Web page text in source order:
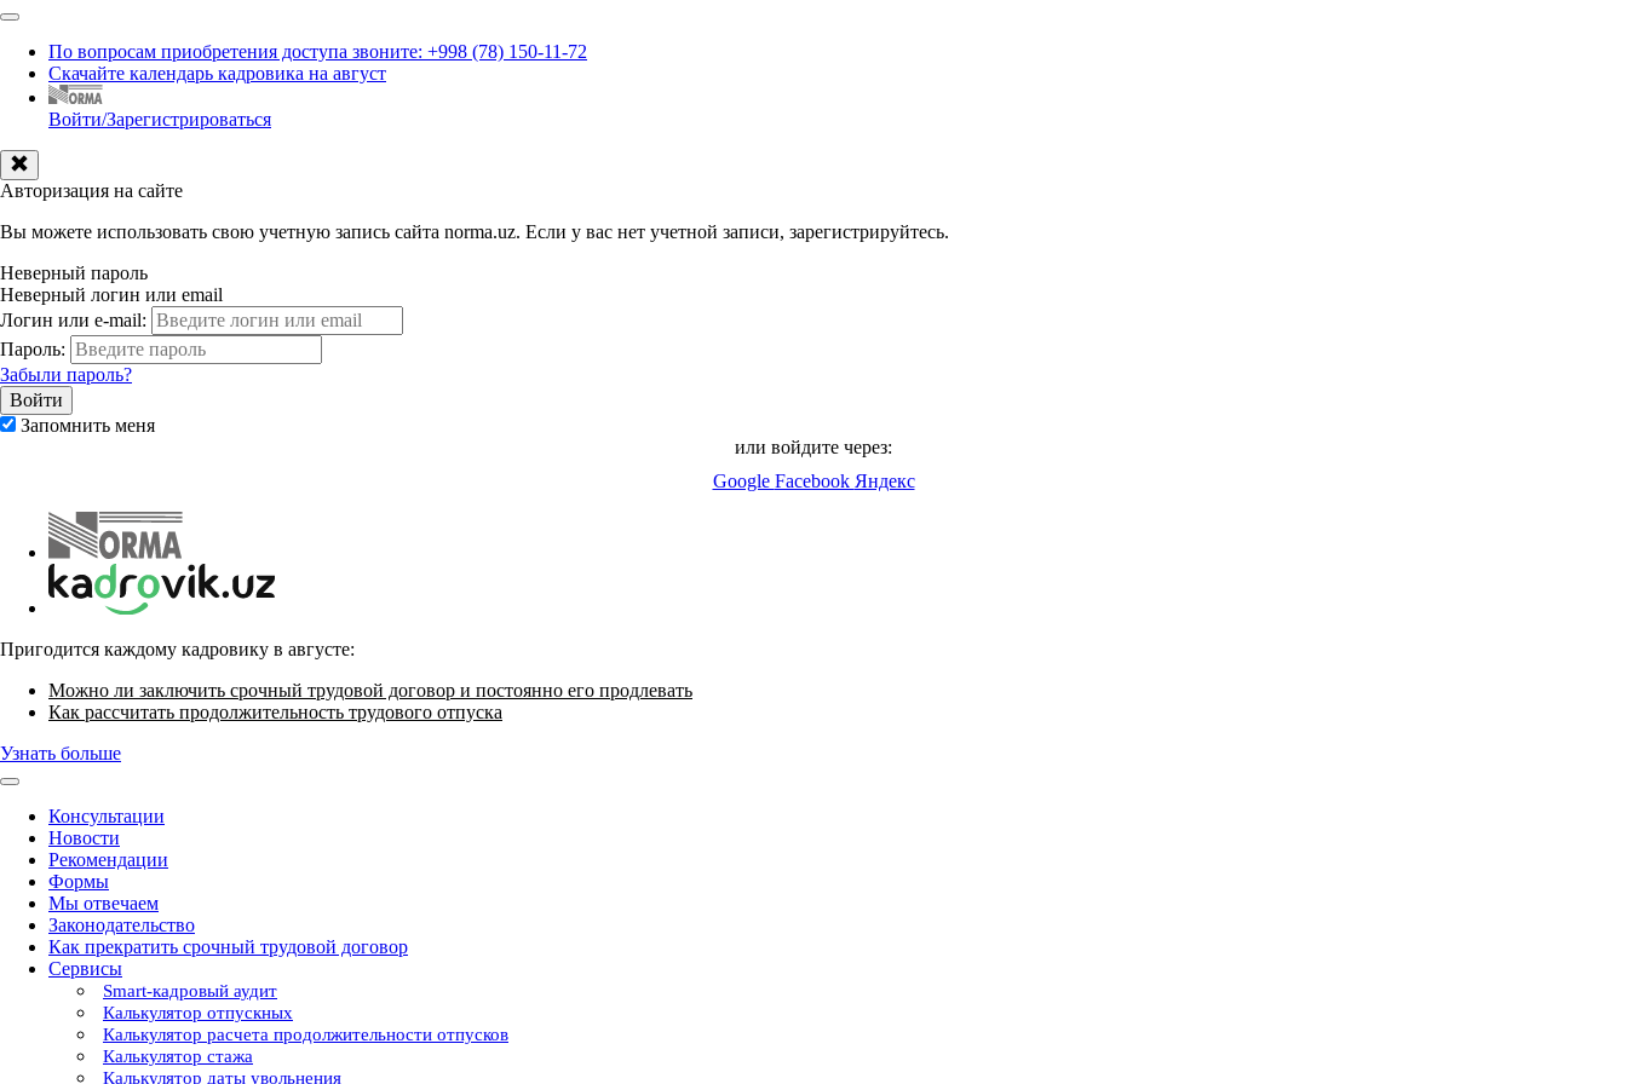
По вопросам приобретения доступа звоните: +998 (78) 150-11-72
Скачайте календарь кадровика на август
Войти/Зарегистрироваться
Авторизация на сайте
Вы можете использовать свою учетную запись сайта norma.uz. Если у вас нет учетной записи, зарегистрируйтесь.
Неверный пароль
Неверный логин или email
Логин или e-mail:
Пароль:
Забыли пароль?
Запомнить меня
или войдите через:
Google Facebook Яндекс
Пригодится каждому кадровику в августе:
Можно ли заключить срочный трудовой договор и постоянно его продлевать
Как рассчитать продолжительность трудового отпуска
Узнать больше
Консультации
Новости
Рекомендации
Формы
Мы отвечаем
Законодательство
Как прекратить срочный трудовой договор
Сервисы
Smart-кадровый аудит
Калькулятор отпускных
Калькулятор расчета продолжительности отпусков
Калькулятор стажа
Калькулятор даты увольнения